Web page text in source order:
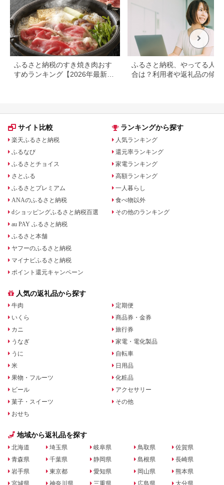
ふるさと納税のすき焼き肉おす
すめランキング【2026年最新
ふるさと納税、やってる人の
合は？利用者や返礼品の傾向
サイト比較
楽天ふるさと納税
ふるなび
ふるさとチョイス
さとふる
ふるさとプレミアム
ANAのふるさと納税
dショッピングふるさと納税百選
au PAY ふるさと納税
ふるさと本舗
ヤフーのふるさと納税
マイナビふるさと納税
ポイント還元キャンペーン
ランキングから探す
人気ランキング
還元率ランキング
家電ランキング
高額ランキング
一人暮らし
食べ物以外
その他のランキング
人気の返礼品から探す
牛肉
いくら
カニ
うなぎ
うに
米
果物・フルーツ
ビール
菓子・スイーツ
おせち
定期便
商品券・金券
旅行券
家電・電化製品
自転車
日用品
化粧品
アクセサリー
その他
地域から返礼品を探す
北海道
青森県
岩手県
宮城県
埼玉県
千葉県
東京都
神奈川県
岐阜県
静岡県
愛知県
三重県
鳥取県
島根県
岡山県
広島県
佐賀県
長崎県
熊本県
大分県